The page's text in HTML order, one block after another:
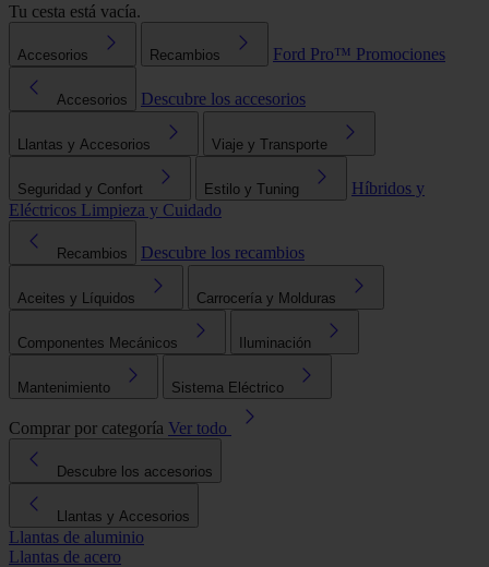
Tu cesta está vacía.
Accesorios Recambios Ford Pro™ Promociones
Accesorios Descubre los accesorios
Llantas y Accesorios Viaje y Transporte
Seguridad y Confort Estilo y Tuning
Híbridos y
Eléctricos Limpieza y Cuidado
Recambios Descubre los recambios
Aceites y Líquidos Carrocería y Molduras
Componentes Mecánicos Iluminación
Mantenimiento Sistema Eléctrico
Comprar por categoría Ver todo
Descubre los accesorios
Llantas y Accesorios
Llantas de aluminio
Llantas de acero